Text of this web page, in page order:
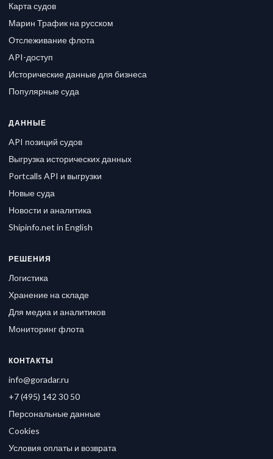
Карта судов
Марин Трафик на русском
Отслеживание флота
API-доступ
Исторические данные для бизнеса
Популярные суда
ДАННЫЕ
API позиций судов
Выгрузка исторических данных
Portcalls API и выгрузки
Новые суда
Новости и аналитика
Shipinfo.net in English
РЕШЕНИЯ
Логистика
Хранение на складе
Для медиа и аналитиков
Мониторинг флота
КОНТАКТЫ
info@goradar.ru
+7 (495) 142 30 50
Персональные данные
Cookies
Условия оплаты и возврата